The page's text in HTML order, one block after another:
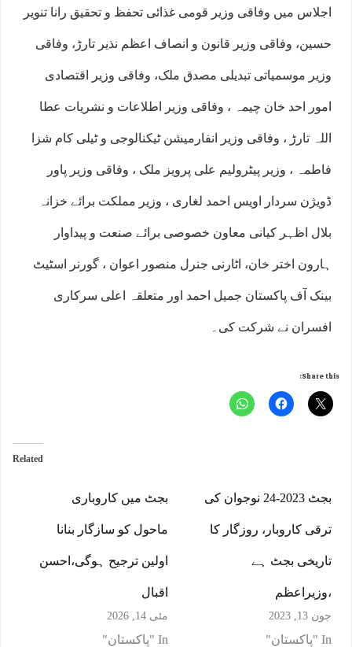
اجلاس میں وفاقی وزیر قومی غذائی تحفظ و تحقیق رانا تنویر
حسین، وفاقی وزیر قانون و انصاف اعظم نذیر تارڑ، وفاقی
وزیر موسمیاتی تبدیلی مصدق ملک، وفاقی وزیر اقتصادی
امور احد خان چیمہ ، وفاقی وزیر اطلاعات و نشریات عطا
اللہ تارڑ ، وفاقی وزیر انفارمیشن ٹیکنالوجی و ٹیلی کام شزا
فاطمہ ، وزیر پیٹرولیم علی پرویز ملک ، وفاقی وزیر پاور
ڈویژن سردار اویس احمد لغاری ، وزیر مملکت برائے خزانہ
بلال اظہر کیانی معاون خصوصی برائے صنعت و پیداوار
ہارون اختر خان، اٹارنی جنرل منصور اعوان ، گورنر اسٹیٹ
بینک آف پاکستان جمیل احمد اور متعلقہ اعلی سرکاری
افسران نے شرکت کی۔
Share this:
Related
بجٹ میں کاروباری
ماحول کو سازگار بنانا
اولین ترجیح ہوگی،احسن
اقبال
مئی 14, 2026
In "پاکستان"
بجٹ 2023-24 نوجوان کی
ترقی کاروبار، روزگار کا
تاریخی بجٹ ہے
،وزیراعظم
جون 13, 2023
In "پاکستان"